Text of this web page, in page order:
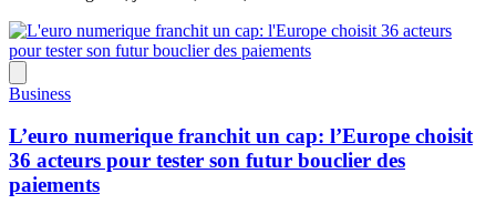
Business
L’euro numerique franchit un cap: l’Europe choisit
36 acteurs pour tester son futur bouclier des
paiements